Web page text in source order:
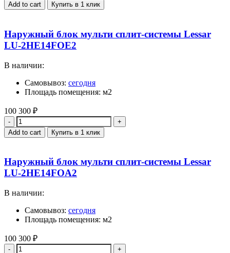
Add to cart Купить в 1 клик
Наружный блок мульти сплит-системы Lessar
LU-2HE14FOE2
В наличии:
Самовывоз: сегодня
Площадь помещения: м2
100 300 ₽
Quantity
Add to cart Купить в 1 клик
Наружный блок мульти сплит-системы Lessar
LU-2HE14FOA2
В наличии:
Самовывоз: сегодня
Площадь помещения: м2
100 300 ₽
Quantity